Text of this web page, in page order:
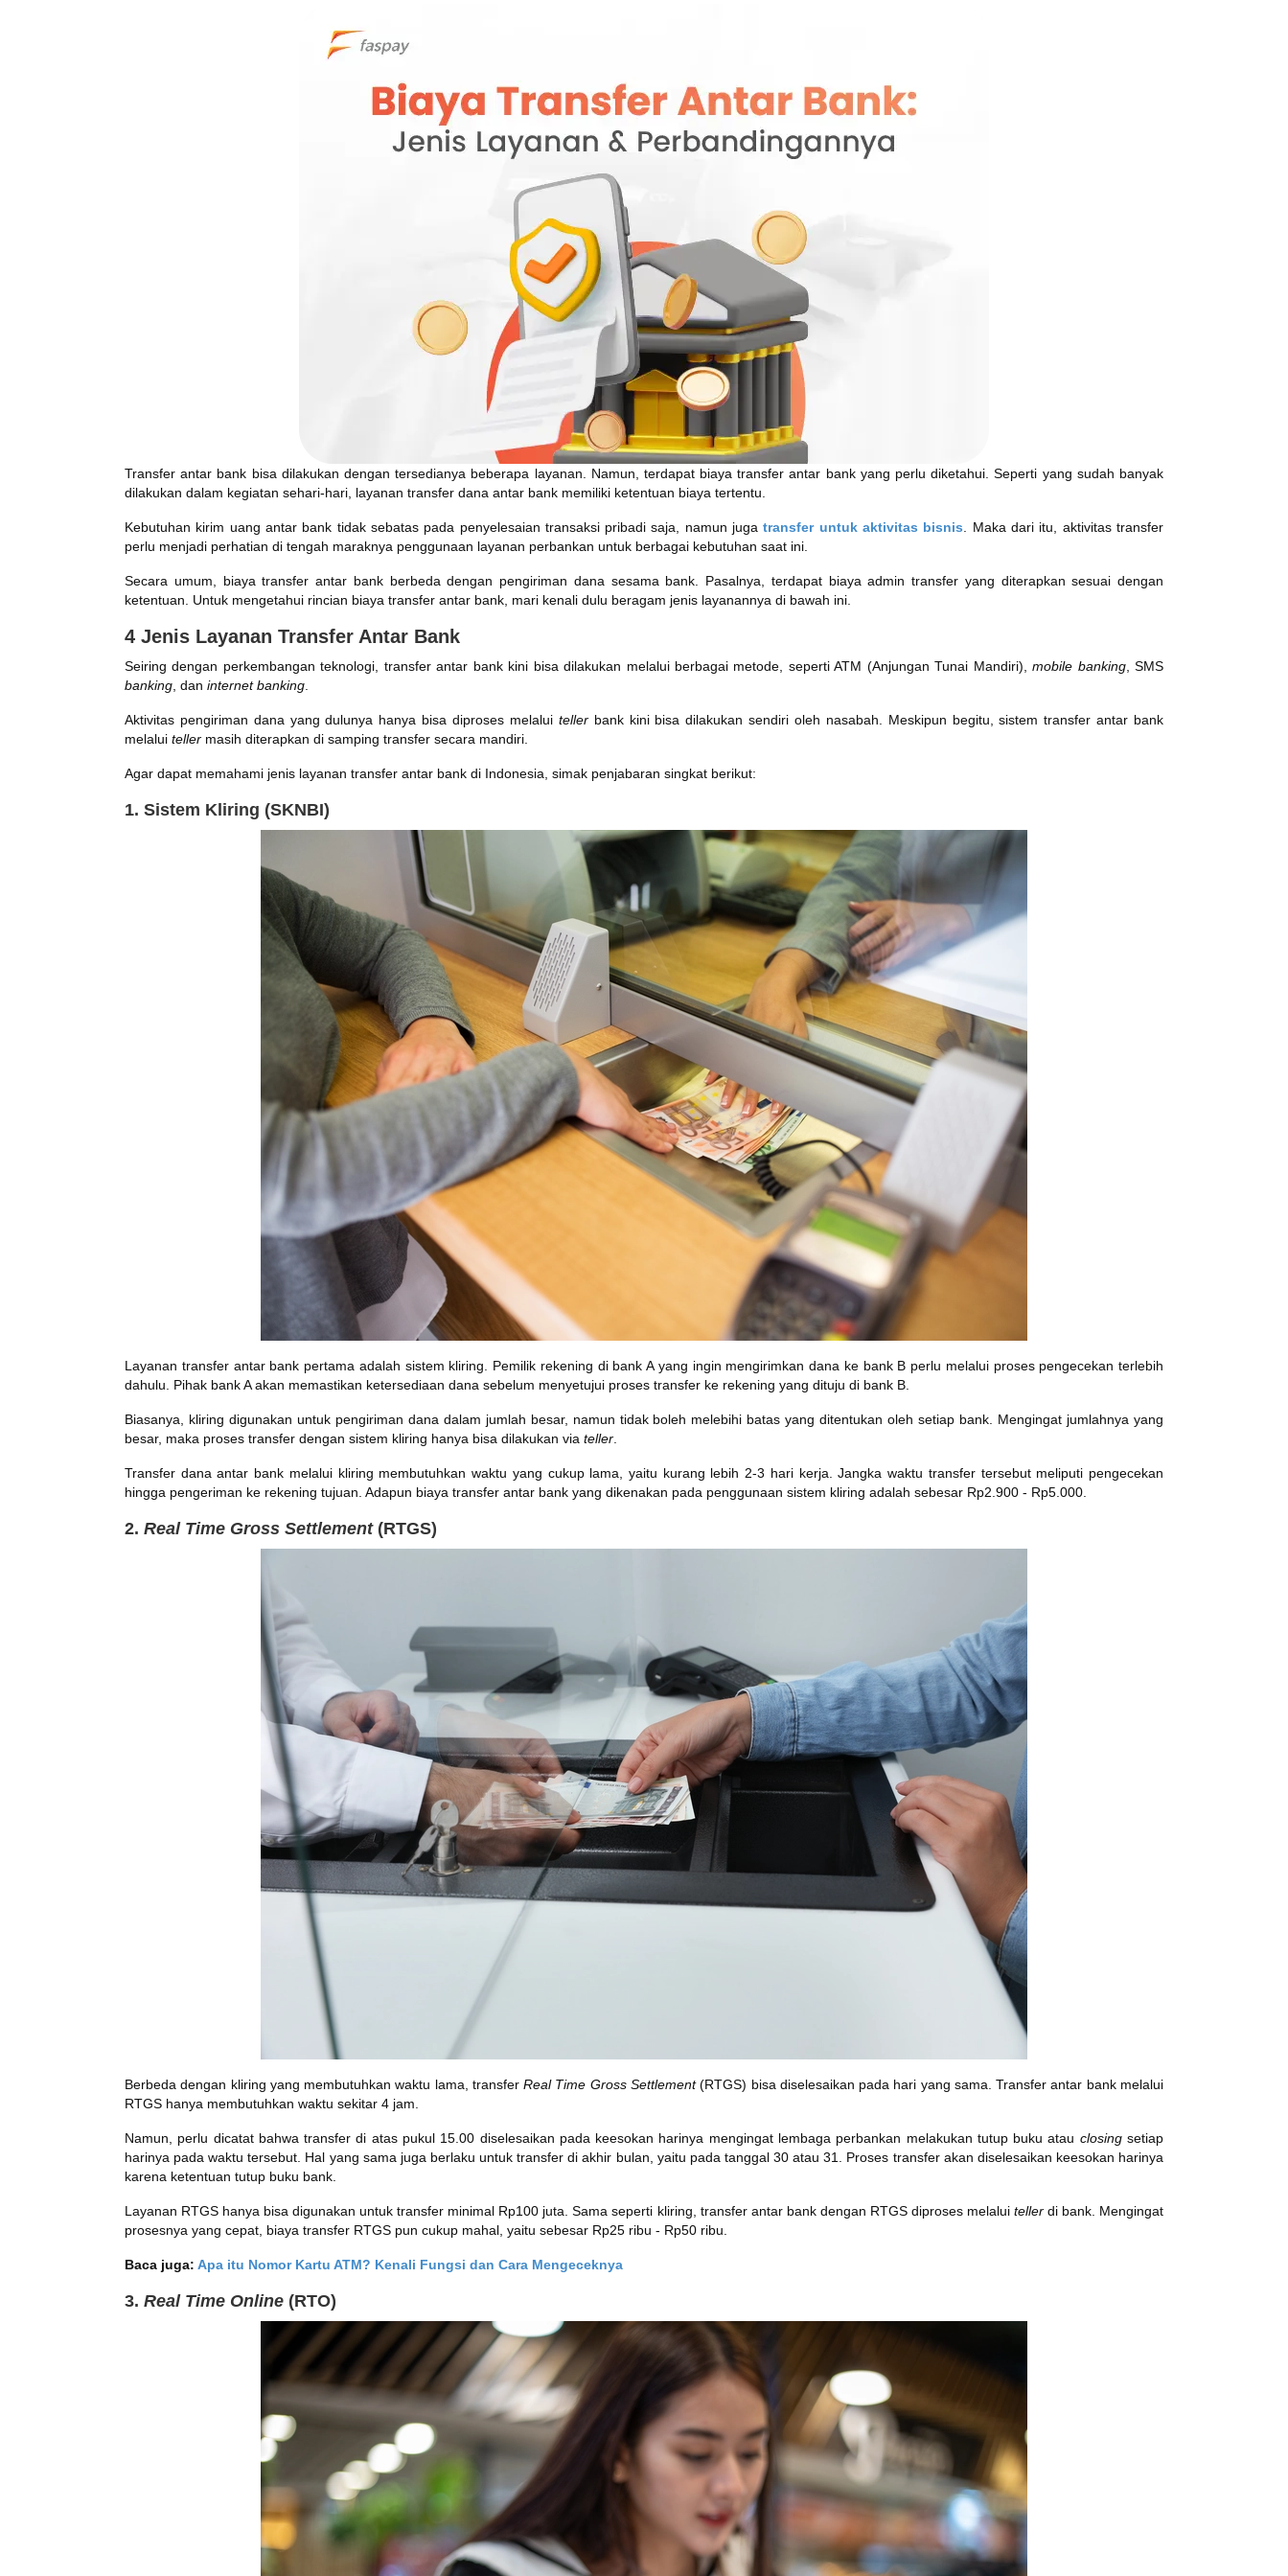
Transfer antar bank bisa dilakukan dengan tersedianya beberapa layanan. Namun, terdapat biaya transfer antar bank yang perlu diketahui. Seperti yang sudah banyak
dilakukan dalam kegiatan sehari-hari, layanan transfer dana antar bank memiliki ketentuan biaya tertentu.
Kebutuhan kirim uang antar bank tidak sebatas pada penyelesaian transaksi pribadi saja, namun jugatransfer untuk aktivitas bisnis . Maka dari itu, aktivitas transfer
perlu menjadi perhatian di tengah maraknya penggunaan layanan perbankan untuk berbagai kebutuhan saat ini.
Secara umum, biaya transfer antar bank berbeda dengan pengiriman dana sesama bank. Pasalnya, terdapat biaya admin transfer yang diterapkan sesuai dengan
ketentuan. Untuk mengetahui rincian biaya transfer antar bank, mari kenali dulu beragam jenis layanannya di bawah ini.
4 Jenis Layanan Transfer Antar Bank
Seiring dengan perkembangan teknologi, transfer antar bank kini bisa dilakukan melalui berbagai metode, seperti ATM (Anjungan Tunai Mandiri),mobile banking, SMS
banking , dan internet banking
Aktivitas pengiriman dana yang dulunya hanya bisa diproses melalui tellerbank kini bisa dilakukan sendiri oleh nasabah. Meskipun begitu, sistem transfer antar bank
melalui teller masih diterapkan di samping transfer secara mandiri.
Agar dapat memahami jenis layanan transfer antar bank di Indonesia, simak penjabaran singkat berikut:
1. Sistem Kliring (SKNBI)
Layanan transfer antar bank pertama adalah sistem kliring. Pemilik rekening di bank A yang ingin mengirimkan dana ke bank B perlu melalui proses pengecekan terlebih
dahulu. Pihak bank A akan memastikan ketersediaan dana sebelum menyetujui proses transfer ke rekening yang dituju di bank B.
Biasanya, kliring digunakan untuk pengiriman dana dalam jumlah besar, namun tidak boleh melebihi batas yang ditentukan oleh setiap bank. Mengingat jumlahnya yang
besar, maka proses transfer dengan sistem kliring hanya bisa dilakukan via teller
Transfer dana antar bank melalui kliring membutuhkan waktu yang cukup lama, yaitu kurang lebih 2-3 hari kerja. Jangka waktu transfer tersebut meliputi pengecekan
hingga pengeriman ke rekening tujuan. Adapun biaya transfer antar bank yang dikenakan pada penggunaan sistem kliring adalah sebesar Rp2.900 - Rp5.000.
2. Real Time Gross Settlement (RTGS)
Berbeda dengan kliring yang membutuhkan waktu lama, transferReal Time Gross Settlement(RTGS) bisa diselesaikan pada hari yang sama. Transfer antar bank melalui
RTGS hanya membutuhkan waktu sekitar 4 jam.
Namun, perlu dicatat bahwa transfer di atas pukul 15.00 diselesaikan pada keesokan harinya mengingat lembaga perbankan melakukan tutup buku atau closingsetiap
harinya pada waktu tersebut. Hal yang sama juga berlaku untuk transfer di akhir bulan, yaitu pada tanggal 30 atau 31. Proses transfer akan diselesaikan keesokan harinya
karena ketentuan tutup buku bank.
Layanan RTGS hanya bisa digunakan untuk transfer minimal Rp100 juta. Sama seperti kliring, transfer antar bank dengan RTGS diproses melalui tellerdi bank. Mengingat
prosesnya yang cepat, biaya transfer RTGS pun cukup mahal, yaitu sebesar Rp25 ribu - Rp50 ribu.
Baca juga: Apa itu Nomor Kartu ATM? Kenali Fungsi dan Cara Mengeceknya
3. Real Time Online (RTO)